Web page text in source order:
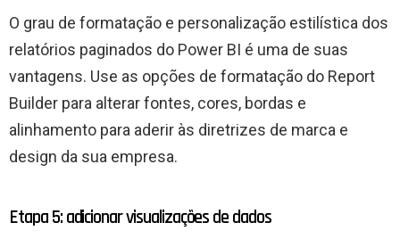
O grau de formatação e personalização estilística dos
relatórios paginados do Power BI é uma de suas
vantagens. Use as opções de formatação do Report
Builder para alterar fontes, cores, bordas e
alinhamento para aderir às diretrizes de marca e
design da sua empresa.
Etapa 5: adicionar visualizações de dados